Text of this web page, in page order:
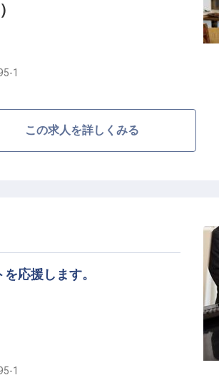
ケーションで、お客様に癒やし
えています。月給218,000円か
頑張りをしっかりと評価。
。バイキングレストランでのサー
接客スキルをさらに高めていける
ポートいたします。
1
この求人を詳しくみる
応援します。
1